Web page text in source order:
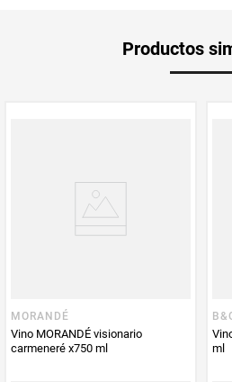
Producto (kg)
Productos
MORANDÉ
Vino MORANDÉ visionario
carmeneré x750 ml
ml